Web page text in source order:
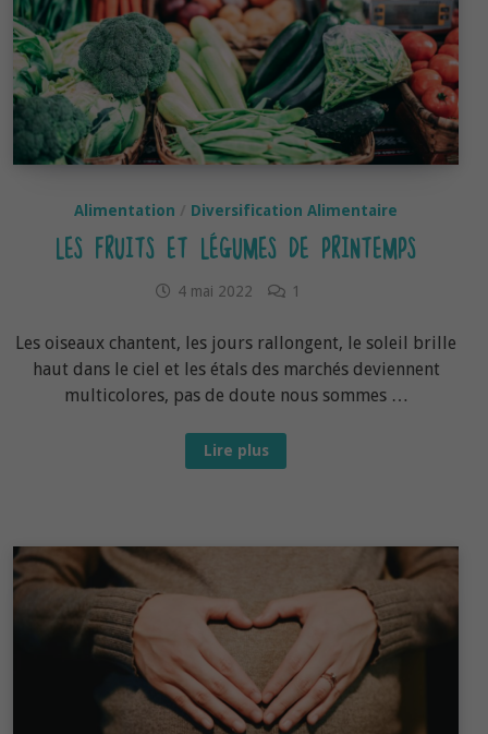
Alimentation Diversification Alimentaire
LES FRUITS ET LÉGUMES DE PRINTEMPS
4 mai 2022 1
Les oiseaux chantent, les jours rallongent, le soleil brille
haut dans le ciel et les étals des marchés deviennent
multicolores, pas de doute nous sommes …
Les
fruits
Lire plus